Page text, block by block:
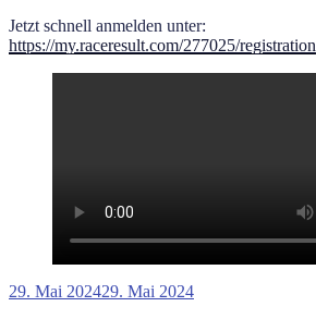
Jetzt schnell anmelden unter:
https://my.raceresult.com/277025/registration
Veröffentlicht
29. Mai 202429. Mai 2024